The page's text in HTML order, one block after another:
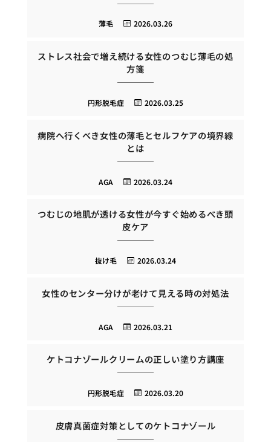
2026.03.26
薄毛
ストレス社会で増え続ける女性のつむじ薄毛の処
方箋
2026.03.25
円形脱毛症
病院へ行くべき女性の薄毛とセルフケアの境界線
とは
2026.03.24
AGA
つむじの地肌が透ける女性が今すぐ始めるべき頭
皮ケア
2026.03.24
抜け毛
女性のセンター分けが老けて見える時の対処法
2026.03.21
AGA
ケトコナゾールクリームの正しい塗り方講座
2026.03.20
円形脱毛症
皮膚真菌症対策としてのケトコナゾール